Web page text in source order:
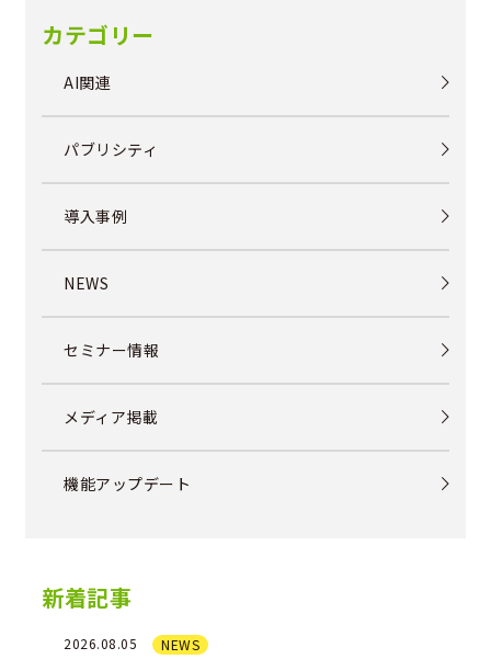
カテゴリー
AI関連
パブリシティ
導入事例
NEWS
セミナー情報
メディア掲載
機能アップデート
新着記事
2026.08.05 NEWS